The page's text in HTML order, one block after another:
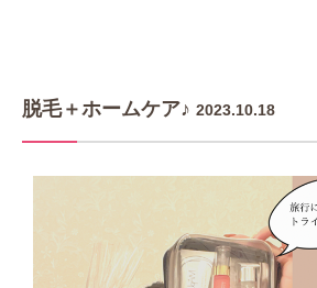
脱毛＋ホームケア♪ 2023.10.18